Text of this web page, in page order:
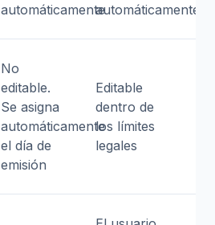
automáticamenteautomáticamente
No
editable.
Se asigna
automáticamente
el día de
emisión
Editable
dentro de
los límites
legales